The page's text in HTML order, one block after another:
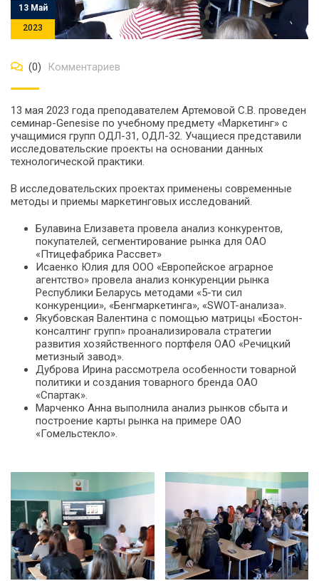
13 Май
2023
(0) Комментариев
13 мая 2023 года преподавателем Артемовой С.В. проведен
семинар-Genesise по учебному предмету «Маркетинг» с
учащимися групп ОДЛ-31, ОДЛ-32. Учащиеся представили
исследовательские проекты на основании данных
технологической практики.
В исследовательских проектах применены современные
методы и приемы маркетинговых исследований.
Булавина Елизавета провела анализ конкурентов,
покупателей, сегментирование рынка для ОАО
«Птицефабрика Рассвет»
Исаенко Юлия для ООО «Европейское аграрное
агентство» провела анализ конкуренции рынка
Республики Беларусь методами «5-ти сил
конкуренции», «Бенгмаркетинга», «SWOT-анализа».
Якубовская Валентина с помощью матрицы «Бостон-
консалтинг групп» проанализировала стратегии
развития хозяйственного портфеля ОАО «Речицкий
метизный завод».
Дуброва Ирина рассмотрела особенности товарной
политики и создания товарного бренда ОАО
«Спартак».
Марченко Анна выполнила анализ рынков сбыта и
построение карты рынка на примере ОАО
«Гомельстекло».